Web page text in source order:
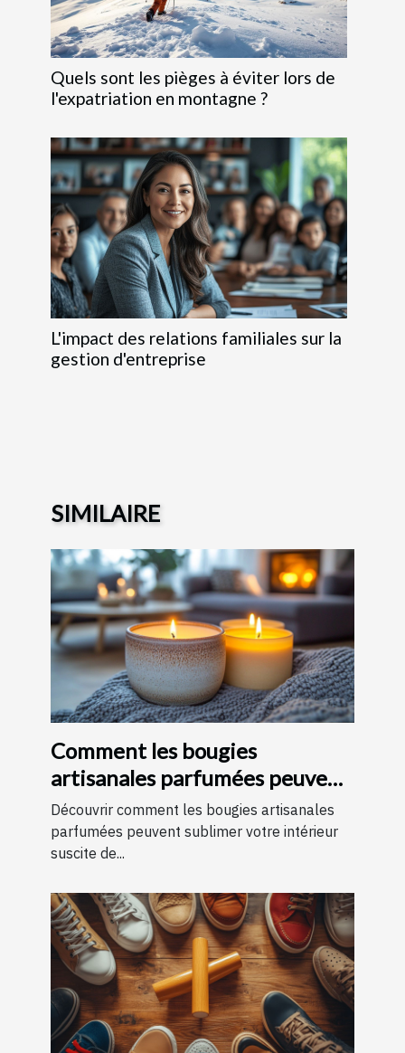
Quels sont les pièges à éviter lors de
l'expatriation en montagne ?
L'impact des relations familiales sur la
gestion d'entreprise
SIMILAIRE
Comment les bougies
artisanales parfumées peuvent
améliorer votre intérieur
Découvrir comment les bougies artisanales
parfumées peuvent sublimer votre intérieur
suscite de...